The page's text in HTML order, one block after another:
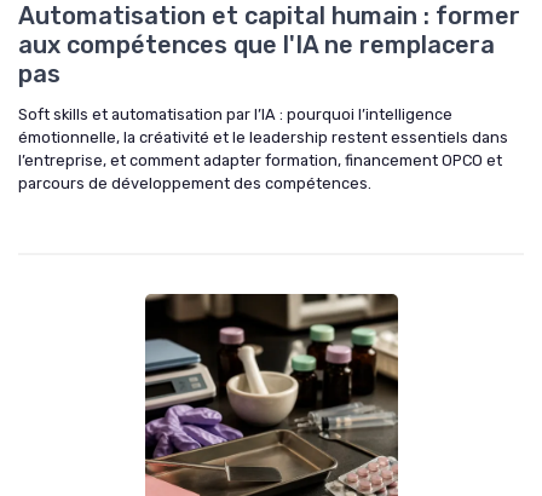
Automatisation et capital humain : former
aux compétences que l'IA ne remplacera
pas
Soft skills et automatisation par l’IA : pourquoi l’intelligence
émotionnelle, la créativité et le leadership restent essentiels dans
l’entreprise, et comment adapter formation, financement OPCO et
parcours de développement des compétences.